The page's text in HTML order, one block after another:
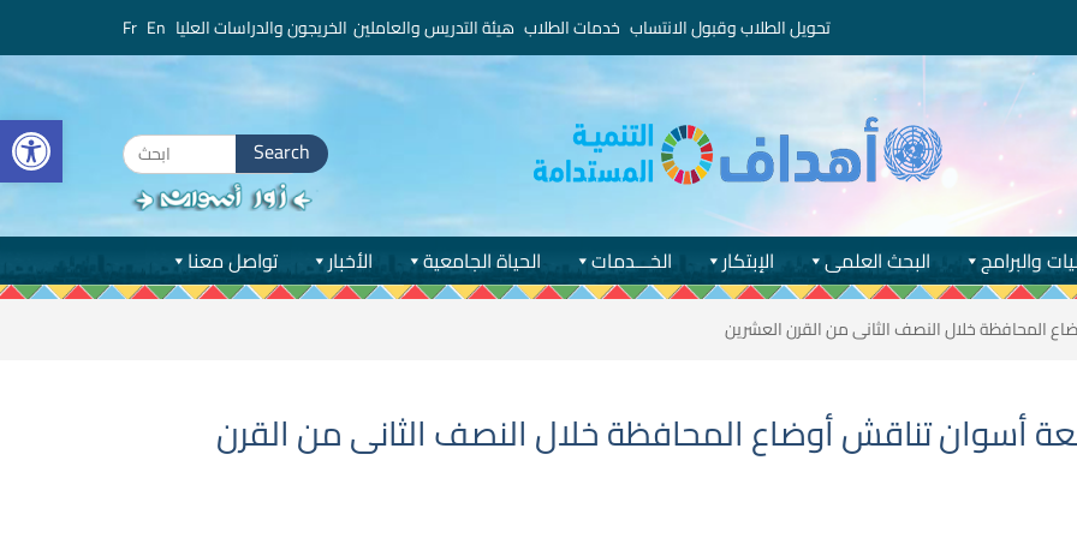
تحويل الطلاب وقبول الانتساب خدمات الطلاب هيئة التدريس والعاملين الخريجون والدراسات العليا
Search
for:
تواصل معنا الأخبار الحياة الجامعية الخـــدمات الإبتكار البحث العلمى والبرامج
المحافظة خلال النصف الثانى من القرن العشرين
أسوان تناقش أوضاع المحافظة خلال النصف الثانى من القرن